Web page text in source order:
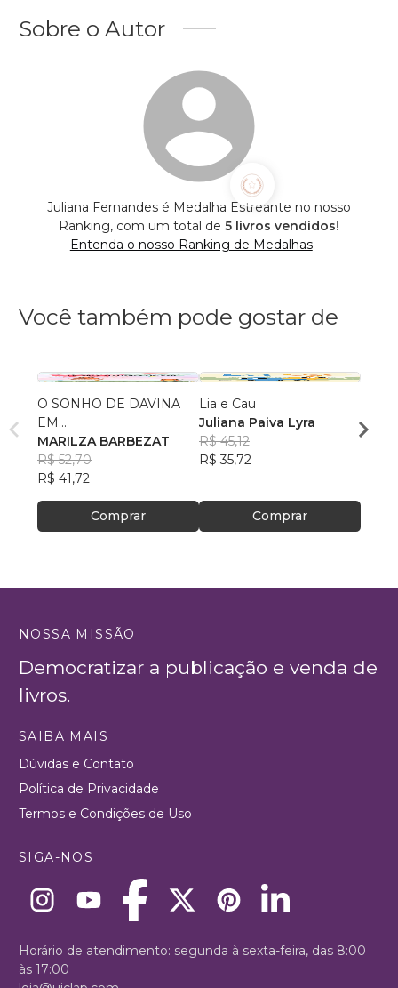
Sobre o Autor
Juliana Fernandes é Medalha Estreante no nosso
Ranking, com um total de 5 livros vendidos!
Entenda o nosso Ranking de Medalhas
Você também pode gostar de
O SONHO DE DAVINA
EM...
MARILZA BARBEZAT
R$ 52,70
R$ 41,72
Comprar
Lia e Cau
Juliana Paiva Lyra
R$ 45,12
R$ 35,72
Comprar
de
NOSSA MISSÃO
Democratizar a publicação e venda de
livros.
SAIBA MAIS
Dúvidas e Contato
Política de Privacidade
Termos e Condições de Uso
SIGA-NOS
Horário de atendimento: segunda à sexta-feira, das 8:00
às 17:00